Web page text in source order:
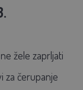
žele zaprljati
za čerupanje